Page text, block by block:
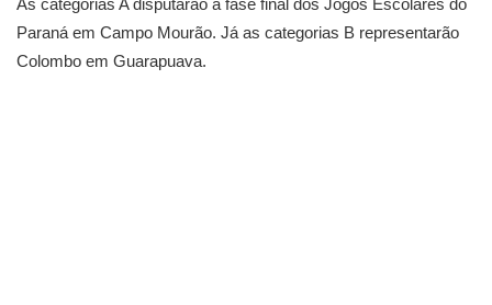
As categorias A disputarão a fase final dos Jogos Escolares do
Paraná em Campo Mourão. Já as categorias B representarão
Colombo em Guarapuava.